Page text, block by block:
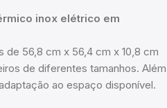
inox elétrico em
de 56,8 cm x 56,4 cm x 10,8 cm
de diferentes tamanhos. Além
ao espaço disponível.